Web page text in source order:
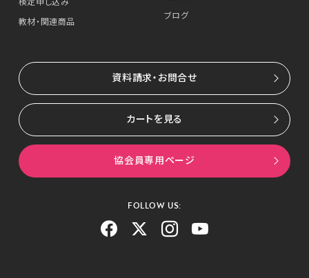
検定申し込み
教材・関連商品
ブログ
資料請求・お問合せ
カートを見る
協会員専用ページ
FOLLOW US: